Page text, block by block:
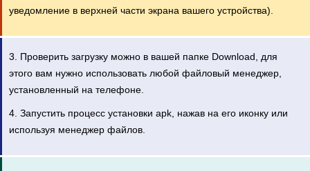
уведомление в верхней части экрана вашего устройства).
3. Проверить загрузку можно в вашей папке Download, для
этого вам нужно использовать любой файловый менеджер,
установленный на телефоне.
4. Запустить процесс установки apk, нажав на его иконку или
используя менеджер файлов.